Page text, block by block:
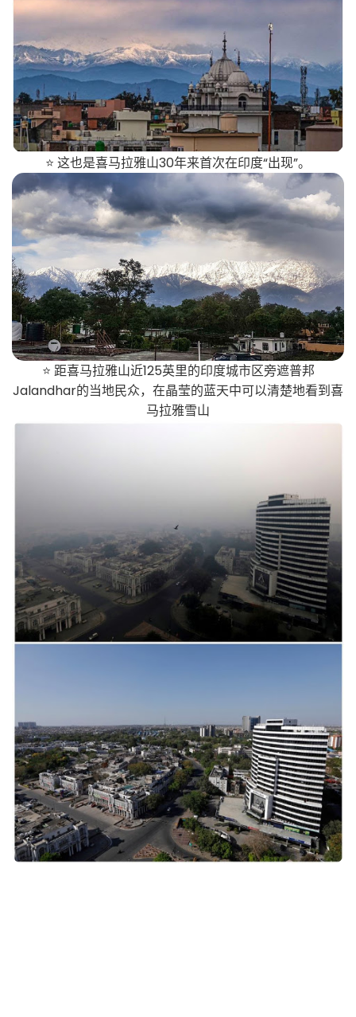
⭐ 这也是喜马拉雅山30年来首次在印度“出现”。
⭐ 距喜马拉雅山近125英里的印度城市区旁遮普邦
Jalandhar的当地民众，在晶莹的蓝天中可以清楚地看到喜
马拉雅雪山